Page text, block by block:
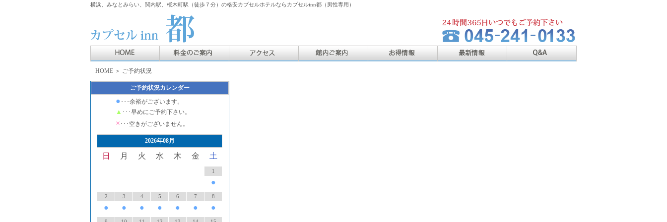
横浜、みなとみらい、関内駅、桜木町駅（徒歩７分）の格安カプセルホテルならカプセルinn都（男性専用）
HOME ＞ ご予約状況
ご予約状況カレンダー
● ･･･余裕がございます。
▲ ･･･早めにご予約下さい。
× ･･･空きがございません。
2026年08月
日 月 火 水 木 金 土
1
●
2
●
3
●
4
●
5
●
6
●
7
●
8
●